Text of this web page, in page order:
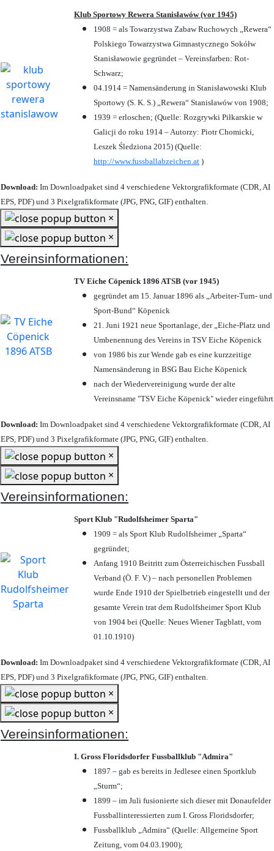
Klub Sportowy Rewera Stanisławów (vor 1945)
1908 = als Towarzystwa Zabaw Ruchowych „Rewera“
Polskiego Towarzystwa Gimnastycznego Sokółw
Stanisławowie gegründet – Vereinsfarben: Rot-
Schwarz;
04.1914 = Namensänderung in Stanisławowski Klub
Sportowy (S. K. S.) „Rewera“ Stanisławów von 1908;
1939 = erloschen; (Quelle: Rozgrywki Piłkarskie w
Galicji do roku 1914 – Autorzy: Piotr Chomicki,
Leszek Śledziona 2015) (Quelle:
http://www.fussballabzeichen.at )
Download: Im Downloadpaket sind 4 verschiedene Vektorgrafikformate (CDR, AI
EPS, PDF) und 3 Pixelgrafikformate (JPG, PNG, GIF) enthalten.
×
×
Vereinsinformationen:
TV Eiche Cöpenick 1896 ATSB (vor 1945)
gegründet am 15. Januar 1896 als „Arbeiter-Turn- und
Sport-Bund“ Köpenick
21. Juni 1921 neue Sportanlage, der „Eiche-Platz und
Umbenennung des Vereins in TSV Eiche Köpenick
von 1986 bis zur Wende gab es eine kurzzeitige
Namensänderung in BSG Bau Eiche Köpenick
nach der Wiedervereinigung wurde der alte
Vereinsname "TSV Eiche Köpenick" wieder eingeführt
Download: Im Downloadpaket sind 4 verschiedene Vektorgrafikformate (CDR, AI
EPS, PDF) und 3 Pixelgrafikformate (JPG, PNG, GIF) enthalten.
×
×
Vereinsinformationen:
Sport Klub "Rudolfsheimer Sparta"
1909 = als Sport Klub Rudolfsheimer „Sparta“
gegründet;
Anfang 1910 Beitritt zum Österreichischen Fussball
Verband (Ö. F. V.) – nach personellen Problemen
wurde Ende 1910 der Spielbetrieb eingestellt und der
gesamte Verein trat dem Rudolfsheimer Sport Klub
von 1904 bei (Quelle: Neues Wiener Tagblatt, vom
01.10.1910)
Download: Im Downloadpaket sind 4 verschiedene Vektorgrafikformate (CDR, AI
EPS, PDF) und 3 Pixelgrafikformate (JPG, PNG, GIF) enthalten.
×
×
Vereinsinformationen:
I. Gross Floridsdorfer Fussballklub "Admira"
1897 – gab es bereits in Jedlesee einen Sportklub
„Sturm“;
1899 – im Juli fusionierte sich dieser mit Donaufelder
Fussballinteressierten zum I. Gross Floridsdorfer;
Fussballklub „Admira“ (Quelle: Allgemeine Sport
Zeitung, vom 04.03.1900);